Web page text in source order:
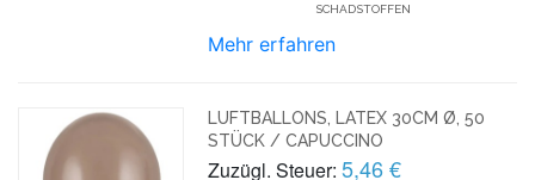
SCHADSTOFFEN
Mehr erfahren
LUFTBALLONS, LATEX 30CM Ø, 50
STÜCK / CAPUCCINO
Zuzügl. Steuer: 5,46 €